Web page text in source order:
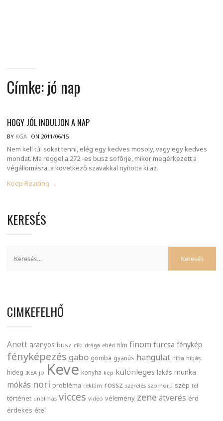
Címke: jó nap
HOGY JÓL INDULJON A NAP
BY KGA ON 2011/06/15
Nem kell túl sokat tenni, elég egy kedves mosoly, vagy egy kedves
mondat. Ma reggel a 272 -es busz sofőrje, mikor megérkezett a
végállomásra, a következő szavakkal nyitotta ki az.
Keep Reading →
KERESÉS
CIMKEFELHŐ
Anett aranyos busz ciki drága ebéd film finom furcsa fénykép
fényképezés gabo gomba gyanús hangulat hiba hibás
hideg IKEA jó Keve konyha kép különleges lakás munka
mókás nori probléma reklám rossz szerelés szomorú szép tél
történet unalmas vicces videó vélemény zene átverés érd
érdekes étel